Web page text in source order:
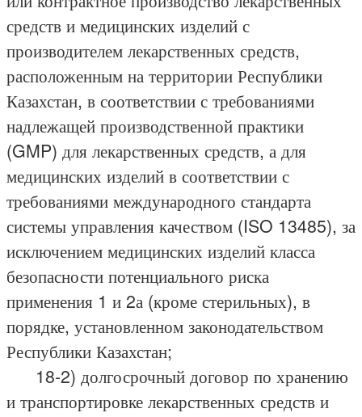
средств и медицинских изделий с
производителем лекарственных средств,
расположенным на территории Республики
Казахстан, в соответствии с требованиями
надлежащей производственной практики
(GMP) для лекарственных средств, а для
медицинских изделий в соответствии с
требованиями международного стандарта
системы управления качеством (ISO 13485), за
исключением медицинских изделий класса
безопасности потенциального риска
применения 1 и 2а (кроме стерильных), в
порядке, установленном законодательством
Республики Казахстан;
18-2) долгосрочный договор по хранению
и транспортировке лекарственных средств и